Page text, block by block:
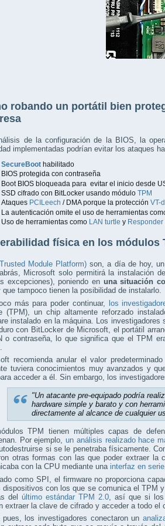
robando un portátil bien
de la configuración de la BIOS, la
implementadas podrían evitar los ataques
SecureBoot habilitado
BIOS protegida con contraseña
Boot BIOS bloqueada para evitar el inicio desde
SSD cifrado con BitLocker usando módulo TPM
Ataques PCILeech / DMA porque la protección VT-
La autenticación omite el uso de herramientas
Uso de herramientas como LAN turtle y Responder
física en los módulos
Module Platform) son, a día de hoy,
Microsoft solo permitirá la instalación
excepciones), poniendo en una situación
que tampoco tienen la posibilidad de instalarlo.
más para poder continuar, los
(TPM), un chip altamente reforzado
instalado en la máquina. Los
con BitLocker de Microsoft, el portátil
o contraseña, lo que significa que el TPM
recomienda anular el valor
tuviera conocimientos muy avanzados y
acceder a él. Sin embargo, los
"Un atacante pre-equipado podría
hardware simple y barato y con
directamente al alcance de cualquier
TPM tienen múltiples capas de
Por ejemplo,un análisis realizado hace
si se le penetraba físicamente.
otras formas con las que poder extraer
con la CPU mediante una interfaz en serie
como SPI, el firmware no proporciona
dispositivos con los que se comunica el TPM
del último estándar TPM 2.0 , así que si
extraer la clave de cifrado y acceder a todo el
los investigadores conectaron un